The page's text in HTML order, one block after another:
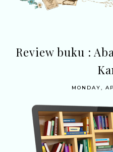
Review buku :
MONDAY,